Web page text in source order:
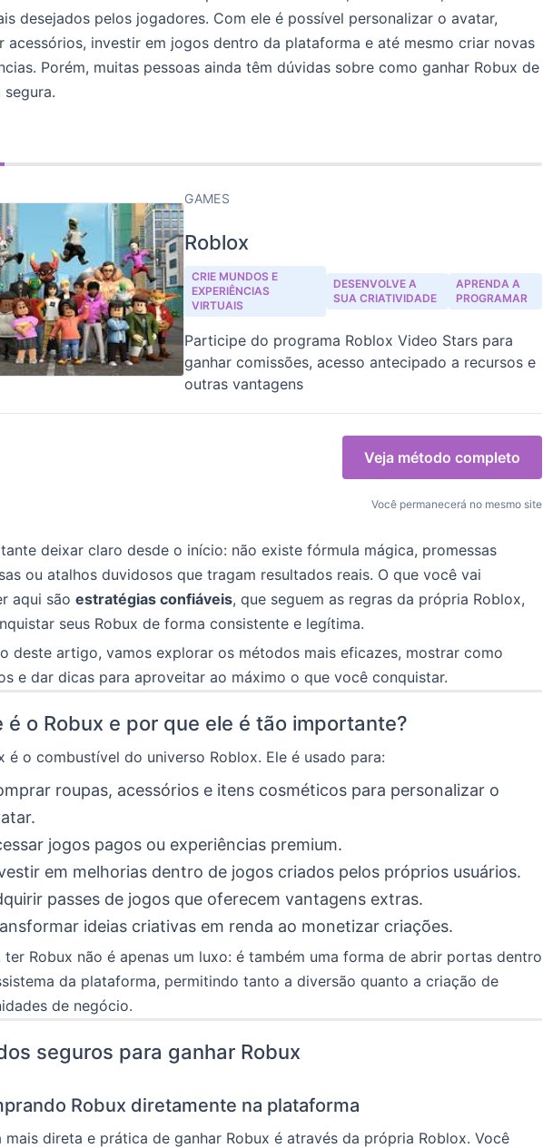
desejados pelos jogadores. Com ele é possível personalizar o avatar,
acessórios, investir em jogos dentro da plataforma e até mesmo criar novas
Porém, muitas pessoas ainda têm dúvidas sobre como ganhar Robux de
segura.
GAMES
Roblox
CRIE MUNDOS E
EXPERIÊNCIAS
VIRTUAIS
DESENVOLVE A
SUA CRIATIVIDADE
APRENDA A
PROGRAMAR
Participe do programa Roblox Video Stars para
ganhar comissões, acesso antecipado a recursos e
outras vantagens
Veja método completo
Você permanecerá no mesmo site
deixar claro desde o início: não existe fórmula mágica, promessas
ou atalhos duvidosos que tragam resultados reais. O que você vai
aqui são estratégias confiáveis, que seguem as regras da própria Roblox,
seus Robux de forma consistente e legítima.
deste artigo, vamos explorar os métodos mais eficazes, mostrar como
e dar dicas para aproveitar ao máximo o que você conquistar.
é o Robux e por que ele é tão importante?
é o combustível do universo Roblox. Ele é usado para:
roupas, acessórios e itens cosméticos para personalizar o
jogos pagos ou experiências premium.
em melhorias dentro de jogos criados pelos próprios usuários.
passes de jogos que oferecem vantagens extras.
ideias criativas em renda ao monetizar criações.
ter Robux não é apenas um luxo: é também uma forma de abrir portas dentro
da plataforma, permitindo tanto a diversão quanto a criação de
de negócio.
seguros para ganhar Robux
Robux diretamente na plataforma
mais direta e prática de ganhar Robux é através da própria Roblox. Você